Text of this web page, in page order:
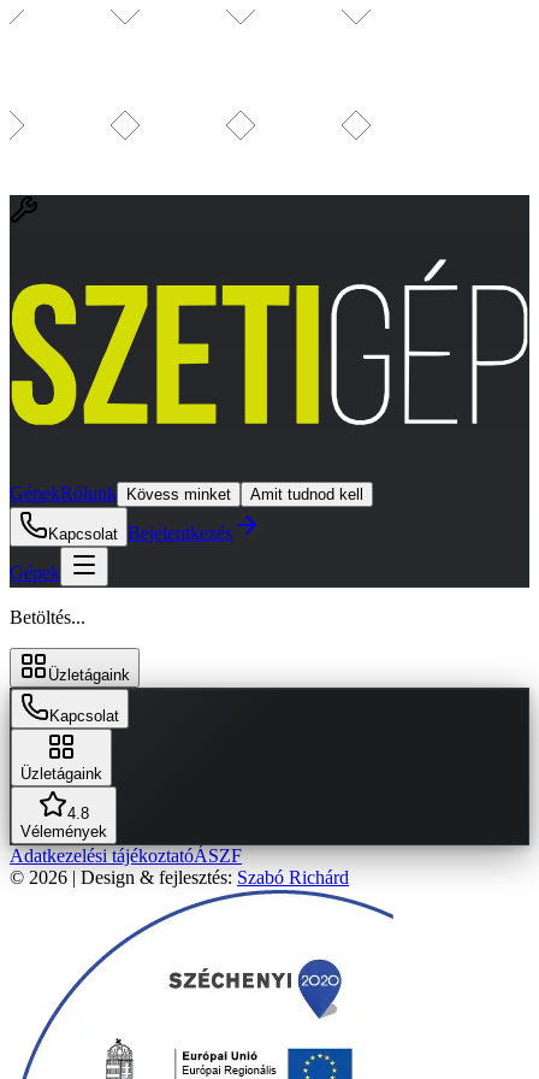
GépekRólunk Kövess minket Amit tudnod kell
Kapcsolat Bejelentkezés
Gépek
Betöltés...
Üzletágaink
Kapcsolat
Üzletágaink
4.8
Vélemények
Adatkezelési tájékoztatóÁSZF
© 2026 | Design & fejlesztés: Szabó Richárd